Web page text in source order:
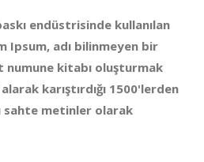
endüstrisinde kullanılan
Ipsum, adı bilinmeyen bir
numune kitabı oluşturmak
karıştırdığı 1500'lerden
sahte metinler olarak